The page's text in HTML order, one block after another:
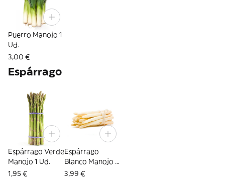
Puerro Manojo 1
Ud.
3,00 €
Espárrago
Espárrago Verde
Manojo 1 Ud.
1,95 €
Espárrago
Blanco Manojo 1
Kg.
3,99 €